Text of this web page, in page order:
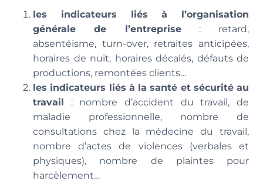
les indicateurs liés à l’organisation
générale de l’entreprise: retard,
absentéisme, turn-over, retraites anticipées,
horaires de nuit, horaires décalés, défauts de
productions, remontées clients…
les indicateurs liés à la santé et sécurité au
travail : nombre d’accident du travail, de
maladie professionnelle, nombre de
consultations chez la médecine du travail,
nombre d’actes de violences (verbales et
physiques), nombre de plaintes pour
harcèlement…